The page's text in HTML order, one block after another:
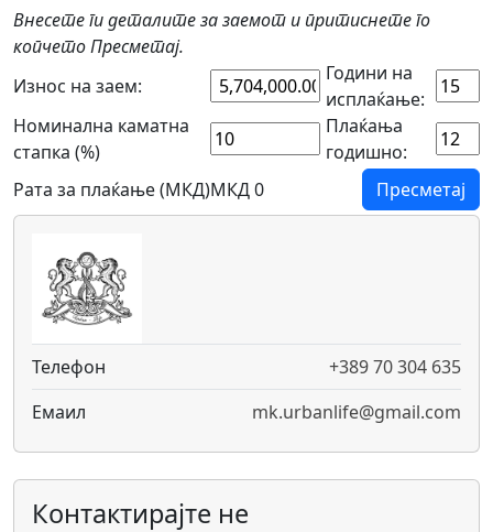
Внесете ги деталите за заемот и притиснете го
копчето Пресметај.
Износ на заем:
Години на
исплаќање:
Номинална каматна
стапка (%)
Плаќања
годишно:
Рата за плаќање (МКД)МКД 0 Пресметај
Телефон
+389 70 304 635
Емаил
mk.urbanlife@gmail.com
Контактирајте не